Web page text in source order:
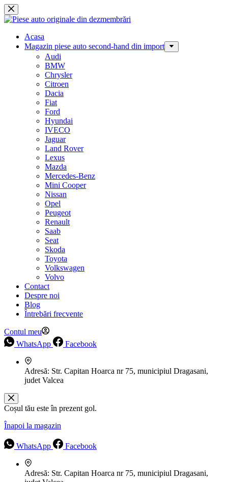
Sari
la
Acasa
Magazin piese auto second-hand din import
Audi
BMW
Chrysler
Citroen
Dacia
Fiat
Ford
Hyundai
IVECO
Jaguar
Land Rover
Lexus
Mazda
Mercedes-Benz
Mini Cooper
Nissan
Opel
Peugeot
Renault
Saab
Seat
Skoda
Toyota
Volkswagen
Volvo
Contact
Despre noi
Blog
Întrebări frecvente
Contul meu
WhatsApp
Facebook
Adresă: Str. Capitan Hoarca nr 75, municipiul Dragasani,
judet Valcea
Coșul tău este în prezent gol.
Înapoi la magazin
WhatsApp Facebook
Adresă: Str. Capitan Hoarca nr 75, municipiul Dragasani,